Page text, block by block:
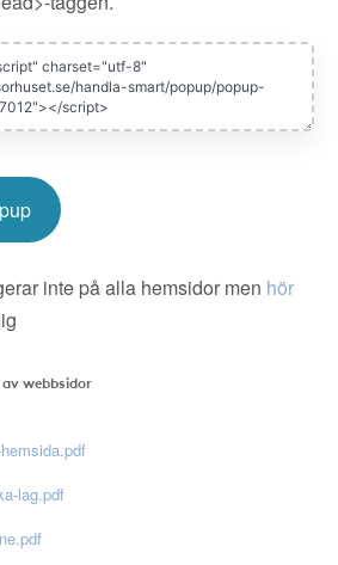
inte på alla hemsidor men hör
webbsidor
lag.pdf